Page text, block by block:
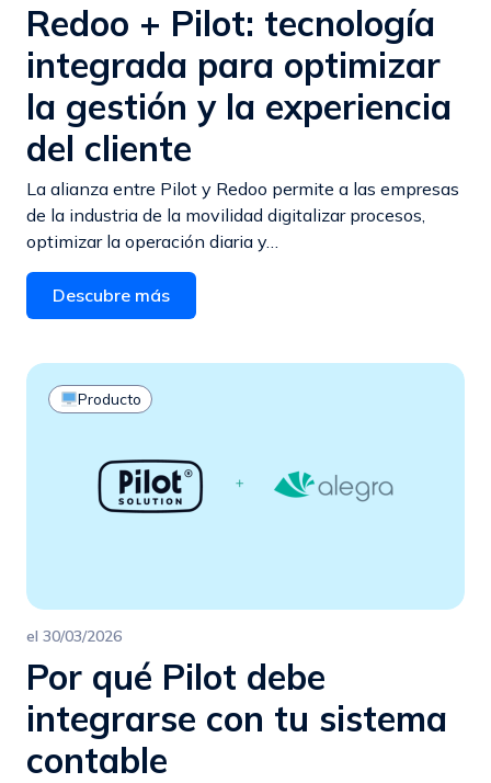
Redoo + Pilot: tecnología
integrada para optimizar
la gestión y la experiencia
del cliente
La alianza entre Pilot y Redoo permite a las empresas
de la industria de la movilidad digitalizar procesos,
optimizar la operación diaria y…
Descubre más
Producto
el 30/03/2026
Por qué Pilot debe
integrarse con tu sistema
contable